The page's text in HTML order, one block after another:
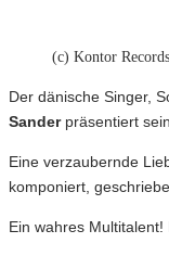
(c) Kontor Records
Der dänische Singer,
Sanderpräsentiert
Eine verzaubernde
komponiert,
Ein wahres Multitalent!